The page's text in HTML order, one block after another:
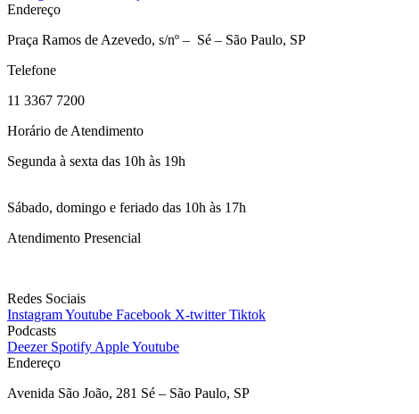
Endereço
Praça Ramos de Azevedo, s/nº – Sé – São Paulo, SP
Telefone
11 3367 7200
Horário de Atendimento
Segunda à sexta das 10h às 19h
Sábado, domingo e feriado das 10h às 17h
Atendimento Presencial
Redes Sociais
InstagramYoutube Facebook X-twitter Tiktok
Podcasts
Deezer Spotify AppleYoutube
Endereço
Avenida São João, 281 Sé – São Paulo, SP